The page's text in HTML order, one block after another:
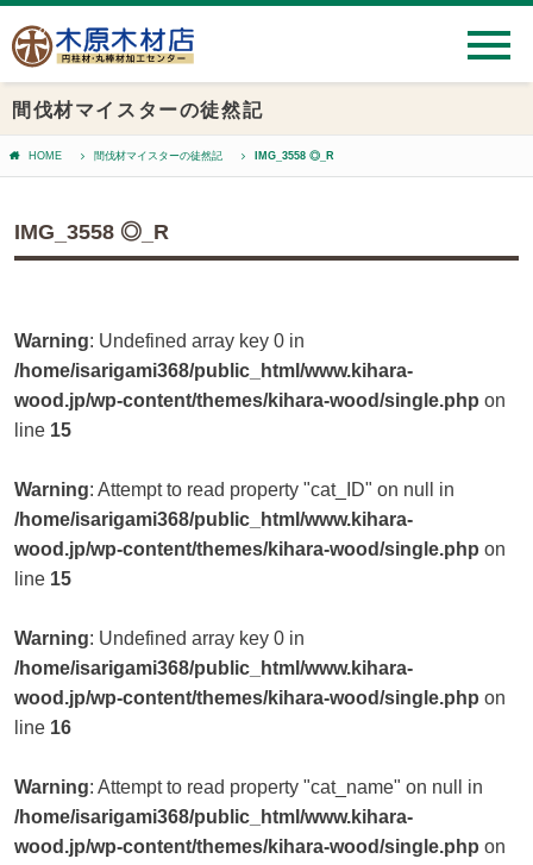
間伐材マイスターの徒然記
HOME 間伐材マイスターの徒然記 IMG_3558 ◎_R
IMG_3558 ◎_R
Warning: Undefined array key 0 in
/home/isarigami368/public_html/www.kihara-
wood.jp/wp-content/themes/kihara-wood/single.php on
line 15
Warning: Attempt to read property "cat_ID" on null in
/home/isarigami368/public_html/www.kihara-
wood.jp/wp-content/themes/kihara-wood/single.php on
line 15
Warning: Undefined array key 0 in
/home/isarigami368/public_html/www.kihara-
wood.jp/wp-content/themes/kihara-wood/single.php on
line 16
Warning: Attempt to read property "cat_name" on null in
/home/isarigami368/public_html/www.kihara-
wood.jp/wp-content/themes/kihara-wood/single.php on